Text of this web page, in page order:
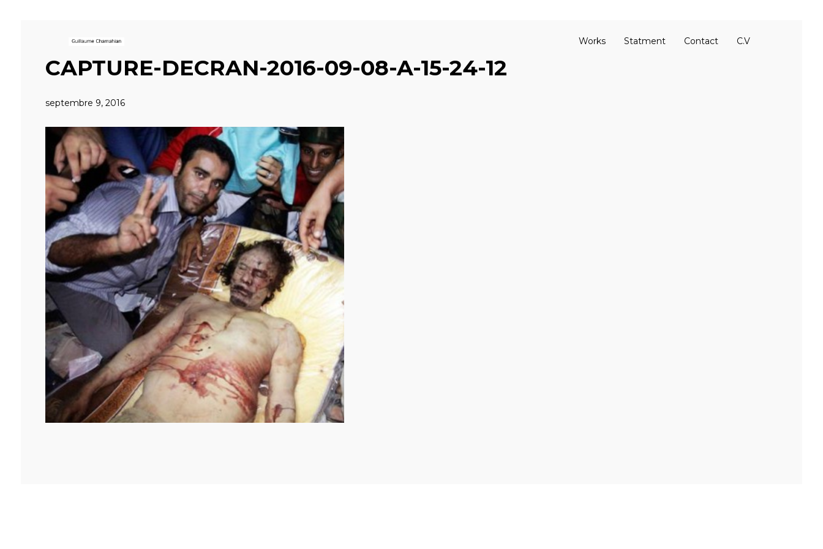
Works Statment Contact C.V
CAPTURE-DECRAN-2016-09-08-A-15-24-12
septembre 9, 2016